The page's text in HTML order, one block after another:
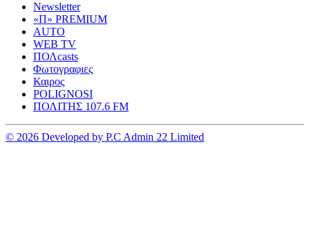
Newsletter
«Π» PREMIUM
AUTO
WEB TV
ΠΟΛcasts
Φωτογραφιες
Καιρος
POLIGNOSI
ΠΟΛΙΤΗΣ 107.6 FM
© 2026 Developed by P.C Admin 22 Limited